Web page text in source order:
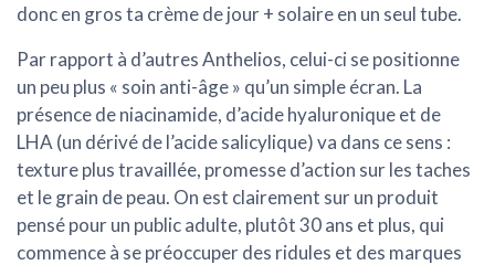
donc en gros ta crème de jour + solaire en un seul tube.
Par rapport à d’autres Anthelios, celui-ci se positionne
un peu plus « soin anti-âge » qu’un simple écran. La
présence de niacinamide, d’acide hyaluronique et de
LHA (un dérivé de l’acide salicylique) va dans ce sens :
texture plus travaillée, promesse d’action sur les taches
et le grain de peau. On est clairement sur un produit
pensé pour un public adulte, plutôt 30 ans et plus, qui
commence à se préoccuper des ridules et des marques